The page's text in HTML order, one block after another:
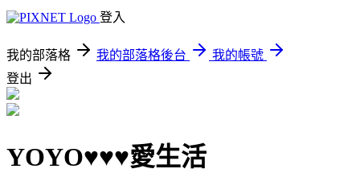
登入
我的部落格 我的部落格後台
我的帳號
登出
YOYO♥♥♥愛生活